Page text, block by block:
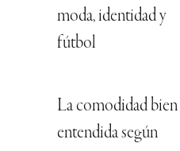
moda, identidad y
fútbol
La comodidad bien
entendida según